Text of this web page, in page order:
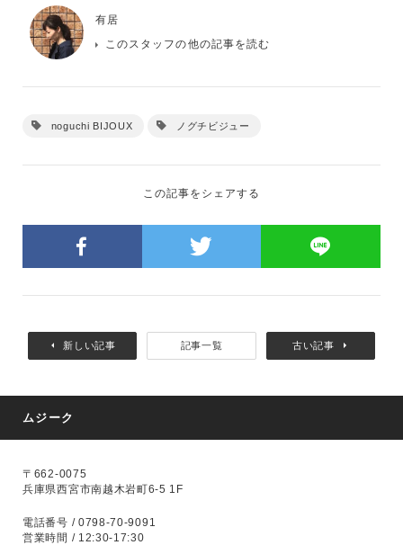
有居
このスタッフの他の記事を読む
noguchi BIJOUX ノグチビジュー
この記事をシェアする
新しい記事 記事一覧 古い記事
ムジーク
〒662-0075
兵庫県西宮市南越木岩町6-5 1F
電話番号 / 0798-70-9091
営業時間 / 12:30-17:30